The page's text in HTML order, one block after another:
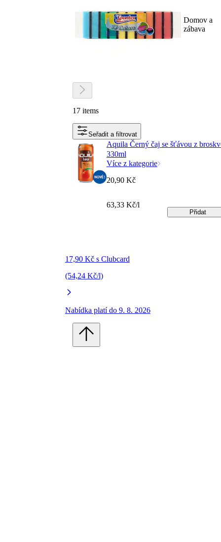
Domov a
zábava
17 items
Seřadit a filtrovat
Aquila Černý čaj se šťávou z
330ml
Více z kategorie
17,90 Kč s Clubcard
(54,24 Kč/l)
Nabídka platí do 9. 8. 2026
20,90 Kč
63,33 Kč/l
Přidat